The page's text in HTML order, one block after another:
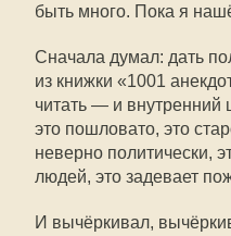
быть много. Пока я
Сначала думал: дать
из книжки «1001
читать — и внутренний
это пошловато, это
неверно политически,
людей, это задевает
И вычёркивал,